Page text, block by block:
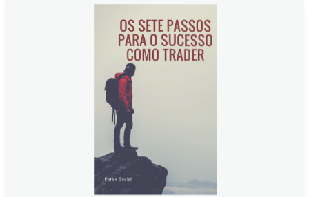
Relatório de Emprego ADP deve
mostrar crescimento sólido em
dezembro
Analistas esperam que o Relatório de Emprego ADP
revele crescimento sólido no mercado de trabalho de
dezembro, apoiado por contratações em serviços e
manufatura. O número pode sinalizar confiança
contínua, influenciando as expectativas para o
relatório oficial de empregos do governo, com